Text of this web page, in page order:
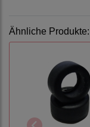
Ähnliche Produkte: